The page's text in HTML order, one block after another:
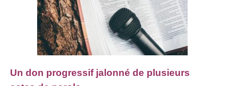
Un don progressif jalonné de plusieurs